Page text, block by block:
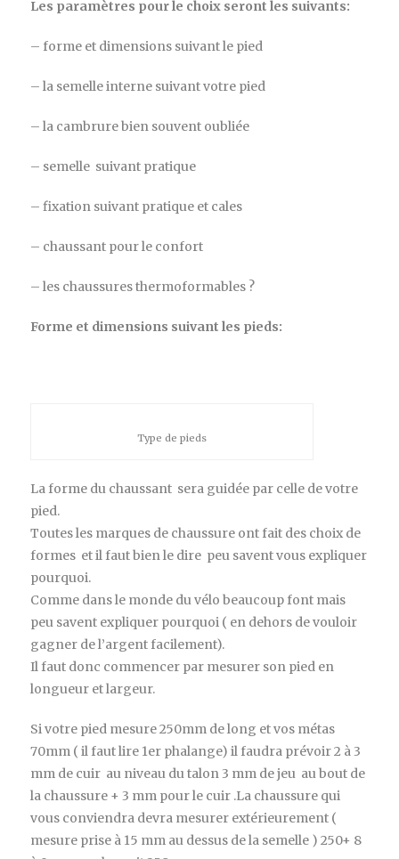
Les paramètres pour le choix seront les suivants:
– forme et dimensions suivant le pied
– la semelle interne suivant votre pied
– la cambrure bien souvent oubliée
– semelle suivant pratique
– fixation suivant pratique et cales
– chaussant pour le confort
– les chaussures thermoformables ?
Forme et dimensions suivant les pieds:
Type de pieds
La forme du chaussant sera guidée par celle de votre
pied.
Toutes les marques de chaussure ont fait des choix de
formes et il faut bien le dire peu savent vous expliquer
pourquoi.
Comme dans le monde du vélo beaucoup font mais
peu savent expliquer pourquoi ( en dehors de vouloir
gagner de l’argent facilement).
Il faut donc commencer par mesurer son pied en
longueur et largeur.
Si votre pied mesure 250mm de long et vos métas
70mm ( il faut lire 1er phalange) il faudra prévoir 2 à 3
mm de cuir au niveau du talon 3 mm de jeu au bout de
la chaussure + 3 mm pour le cuir .La chaussure qui
vous conviendra devra mesurer extérieurement (
mesure prise à 15 mm au dessus de la semelle ) 250+ 8